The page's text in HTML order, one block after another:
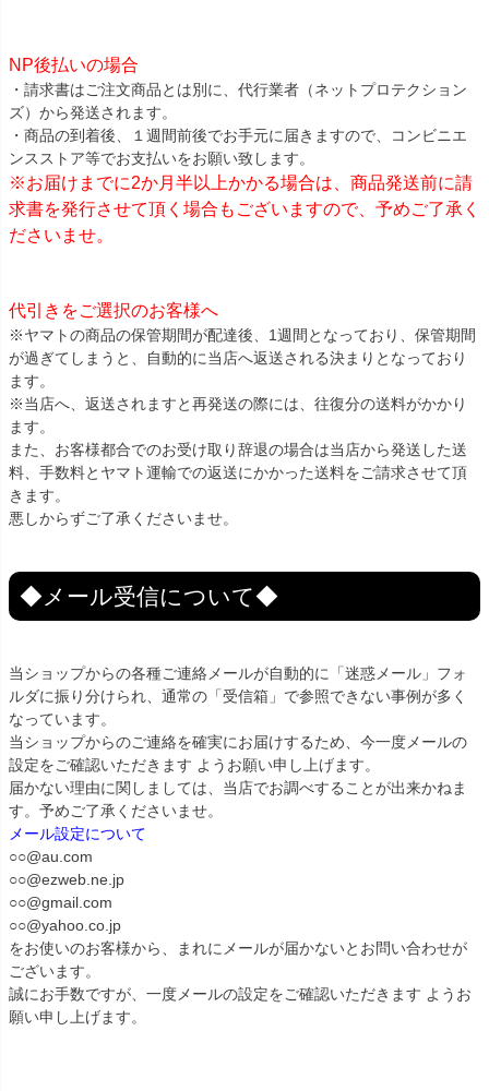
NP後払いの場合
・請求書はご注文商品とは別に、代行業者（ネットプロテクション
ズ）から発送されます。
・商品の到着後、１週間前後でお手元に届きますので、コンビニエ
ンスストア等でお支払いをお願い致します。
※お届けまでに2か月半以上かかる場合は、商品発送前に請
求書を発行させて頂く場合もございますので、予めご了承く
ださいませ。
代引きをご選択のお客様へ
※ヤマトの商品の保管期間が配達後、1週間となっており、保管期間
が過ぎてしまうと、自動的に当店へ返送される決まりとなっており
ます。
※当店へ、返送されますと再発送の際には、往復分の送料がかかり
ます。
また、お客様都合でのお受け取り辞退の場合は当店から発送した送
料、手数料とヤマト運輸での返送にかかった送料をご請求させて頂
きます。
悪しからずご了承くださいませ。
◆メール受信について◆
当ショップからの各種ご連絡メールが自動的に「迷惑メール」フォ
ルダに振り分けられ、通常の「受信箱」で参照できない事例が多く
なっています。
当ショップからのご連絡を確実にお届けするため、今一度メールの
設定をご確認いただきます ようお願い申し上げます。
届かない理由に関しましては、当店でお調べすることが出来かねま
す。予めご了承くださいませ。
メール設定について
○○@au.com
○○@ezweb.ne.jp
○○@gmail.com
○○@yahoo.co.jp
をお使いのお客様から、まれにメールが届かないとお問い合わせが
ございます。
誠にお手数ですが、一度メールの設定をご確認いただきます ようお
願い申し上げます。